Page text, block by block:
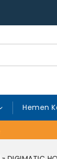
Hemen